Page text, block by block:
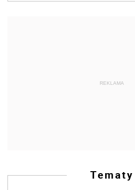
REKLAMA
Tematy